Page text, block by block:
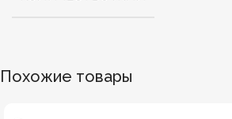
Похожие товары